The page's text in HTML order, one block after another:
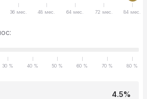
36 мес. 48 мес. 64 мес. 72 мес. 84 мес.
30 % 40 % 50 % 60 % 70 % 80 %
4.5%